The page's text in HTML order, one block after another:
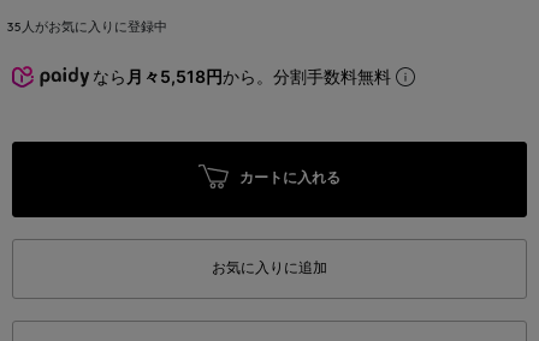
35 人がお気に入りに登録中
なら 月々5,518円から。分割手数料無料
カートに入れる
お気に入りに追加